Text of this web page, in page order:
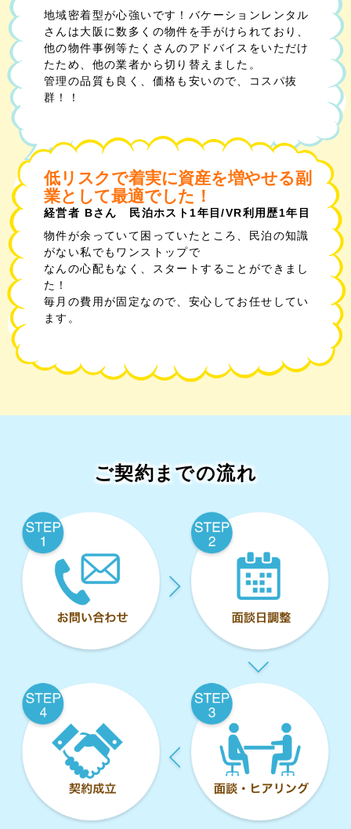
地域密着型が心強いです！バケーションレンタル
さんは大阪に数多くの物件を手がけられており、
他の物件事例等たくさんのアドバイスをいただけ
たため、他の業者から切り替えました。
管理の品質も良く、価格も安いので、コスパ抜
群！！
低リスクで着実に資産を増やせる副
業として最適でした！
経営者 Bさん
民泊ホスト1年目/VR利用歴1年目
物件が余っていて困っていたところ、民泊の知識
がない私でもワンストップで
なんの心配もなく、スタートすることができまし
た！
毎月の費用が固定なので、安心してお任せしてい
ます。
ご契約までの流れ